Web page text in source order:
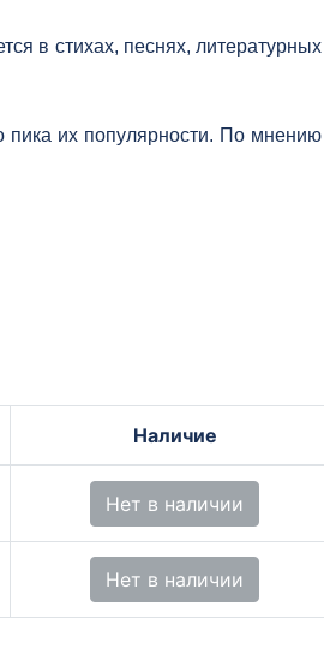
в стихах, песнях, литературных
пика их популярности. По мнению
Наличие
Нет в наличии
Нет в наличии